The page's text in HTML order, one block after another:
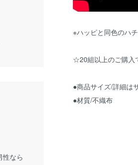
※ハッピと同色のハ
☆20組以上のご購入
●商品サイズ/詳細は
●材質/不織布
性なら